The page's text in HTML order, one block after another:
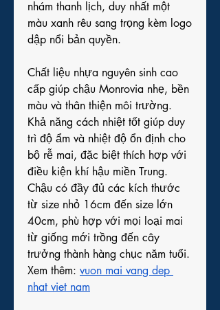
nhám thanh lịch, duy nhất một
màu xanh rêu sang trọng kèm logo
dập nổi bản quyền.
Chất liệu nhựa nguyên sinh cao
cấp giúp chậu Monrovia nhẹ, bền
màu và thân thiện môi trường.
Khả năng cách nhiệt tốt giúp duy
trì độ ẩm và nhiệt độ ổn định cho
bộ rễ mai, đặc biệt thích hợp với
điều kiện khí hậu miền Trung.
Chậu có đầy đủ các kích thước
từ size nhỏ 16cm đến size lớn
40cm, phù hợp với mọi loại mai
từ giống mới trồng đến cây
trưởng thành hàng chục năm tuổi.
Xem thêm: vuon mai vang dep
nhat viet nam